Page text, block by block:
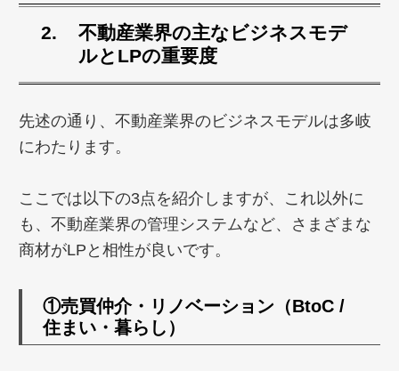
不動産業界の主なビジネスモデ
ルとLPの重要度
先述の通り、不動産業界のビジネスモデルは多岐
にわたります。
ここでは以下の3点を紹介しますが、これ以外に
も、不動産業界の管理システムなど、さまざまな
商材がLPと相性が良いです。
①売買仲介・リノベーション（BtoC /
住まい・暮らし）